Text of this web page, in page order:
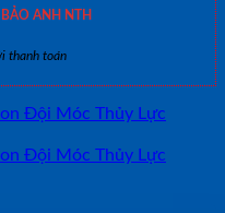
ANH NTH
thanh toán